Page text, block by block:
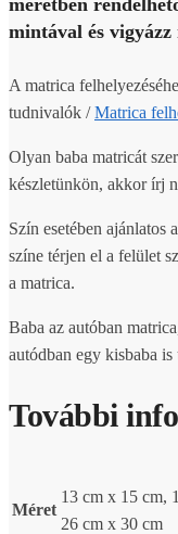
mintával és
A matrica
tudnivalók /Matrica
Olyan baba matricát
készletünkön, akkor írj
Szín esetében ajánlatos
színe térjen el a felület
a matrica.
Baba az autóban
autódban egy kisbaba is
További
Méret
13 cm x 15 cm,
26 cm x 30 cm